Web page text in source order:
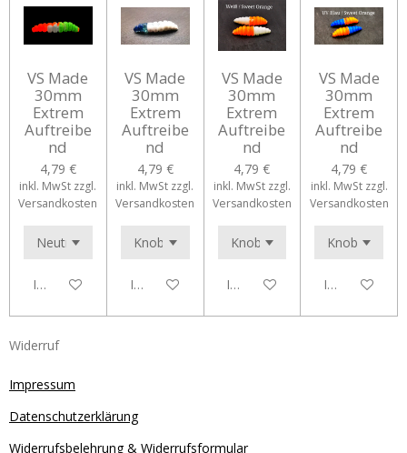
VS Made
30mm
Extrem
Auftreibe
nd
4,79 €
inkl. MwSt zzgl.
Versandkosten
In den Warenkorb
VS Made
30mm
Extrem
Auftreibe
nd
4,79 €
inkl. MwSt zzgl.
Versandkosten
In den Warenkorb
VS Made
30mm
Extrem
Auftreibe
nd
4,79 €
inkl. MwSt zzgl.
Versandkosten
In den Warenkorb
VS Made
30mm
Extrem
Auftreibe
nd
4,79 €
inkl. MwSt zzgl.
Versandkosten
In den
Widerruf
Impressum
Datenschutzerklärung
Widerrufsbelehrung & Widerrufsformular